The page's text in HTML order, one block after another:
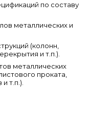
по составу
металлических и
(колонн,
и т.п.).
металлических
проката,
т.п.).